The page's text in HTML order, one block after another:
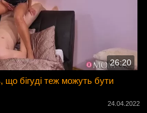
26:20
що бігуді теж можуть бути
24.04.2022